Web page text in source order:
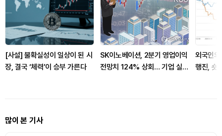
[사설] 불확실성이 일상이 된 시
장, 결국 ‘체력’이 승부 가른다
SK이노베이션, 2분기 영업이익
전망치 124% 상회… 기업 실적
외국인
행진, 숏
많이 본 기사